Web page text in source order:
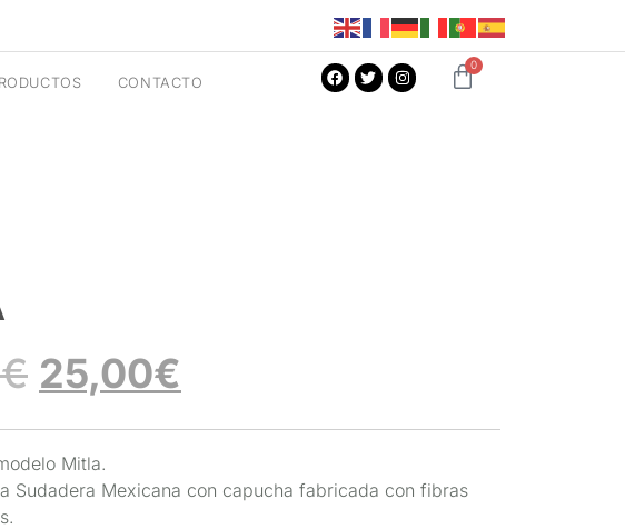
CONTACTO
0
€ 25,00€
Mitla.
Sudadera Mexicana con capucha fabricada con fibras